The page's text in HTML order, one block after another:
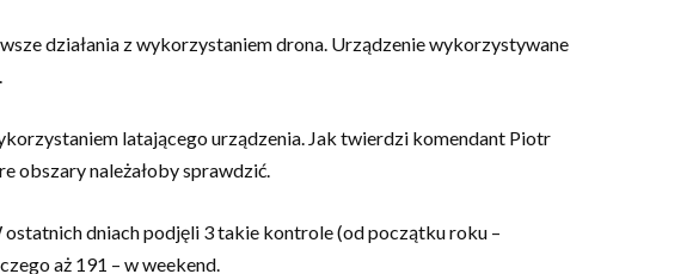
działania z wykorzystaniem drona. Urządzenie wykorzystywane
latającego urządzenia. Jak twierdzi komendant Piotr
obszary należałoby sprawdzić.
dniach podjęli 3 takie kontrole (od początku roku –
aż 191 – w weekend.